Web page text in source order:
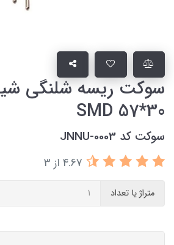
سوکت ریسه شلنگی
SMD 57*30
سوکت کد JNNU-0003
4.67 از 3
متراژ یا تعداد